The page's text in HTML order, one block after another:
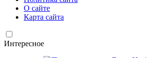
О сайте
Карта сайта
Интересное